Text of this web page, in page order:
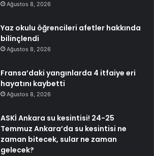
Ağustos 8, 2026
Yaz okulu öğrencileri afetler hakkında
bilinçlendi
Ağustos 8, 2026
Fransa’daki yangınlarda 4 itfaiye eri
hayatını kaybetti
Ağustos 8, 2026
ASKİ Ankara su kesintisi! 24-25
Temmuz Ankara’da su kesintisi ne
zaman bitecek, sular ne zaman
gelecek?